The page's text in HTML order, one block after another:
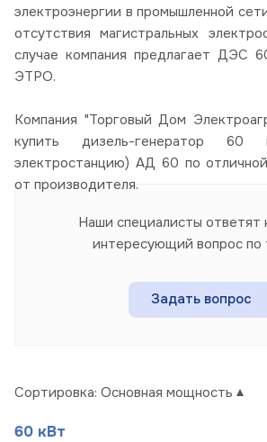
электроэнергии в промышленной
отсутствия магистральных
случае компания предлагает ДЭС
ЭТРО.
Компания "Торговый Дом
купить дизель-генератор 60
электростанцию) АД 60 по
от производителя.
Наши специалисты ответят
интересующий вопрос по
Задать вопрос
Сортировка: Основная мощность
60 кВт